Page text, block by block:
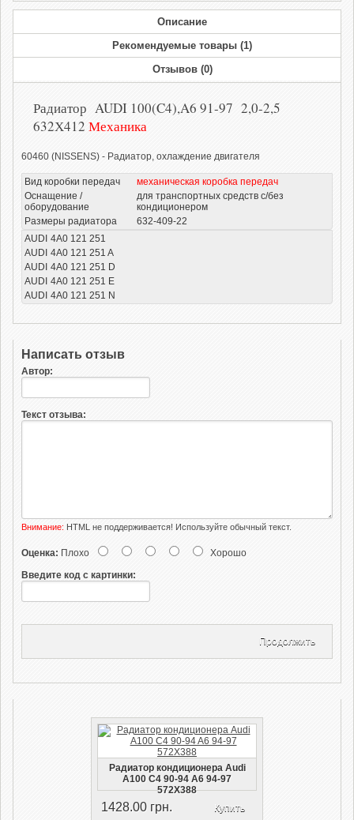
Описание
Рекомендуемые товары (1)
Отзывов (0)
Радиатор AUDI 100(C4),A6 91-97 2,0-2,5
632Х412 Механика
60460 (NISSENS) - Радиатор, охлаждение двигателя
Вид коробки передач
механическая коробка передач
Оснащение /
оборудование
для транспортных средств с/без
кондиционером
Размеры радиатора
632-409-22
AUDI 4A0 121 251
AUDI 4A0 121 251 A
AUDI 4A0 121 251 D
AUDI 4A0 121 251 E
AUDI 4A0 121 251 N
Написать отзыв
Автор:
Текст отзыва:
Внимание: HTML не поддерживается! Используйте обычный текст.
Оценка: Плохо
Хорошо
Введите код с картинки:
Продолжить
Радиатор кондиционера Audi
A100 C4 90-94 A6 94-97
572Х388
1428.00 грн. Купить